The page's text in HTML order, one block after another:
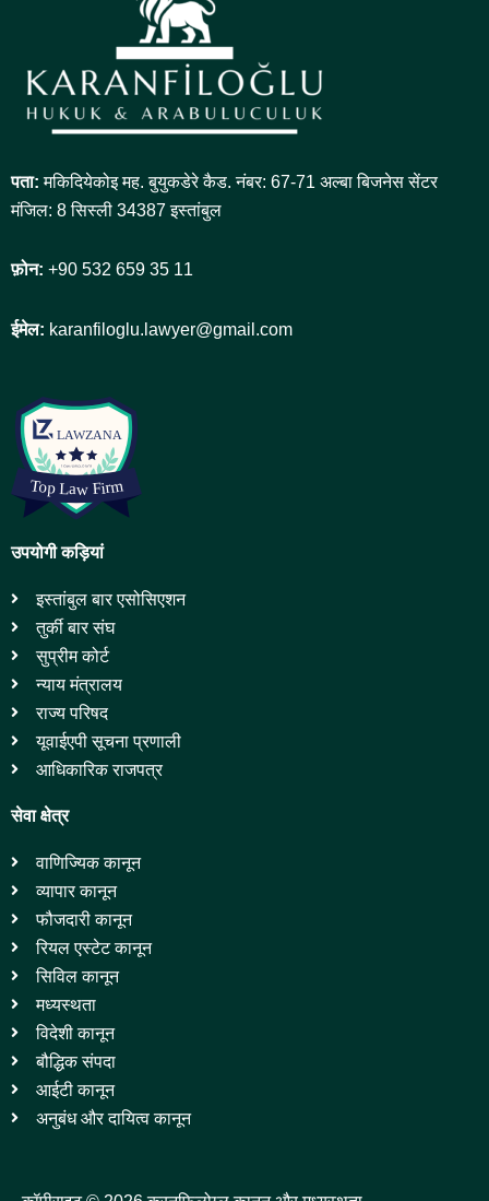
पता: मकिदियेकोइ मह. बुयुकडेरे कैड. नंबर: 67-71 अल्बा बिजनेस सेंटर
मंजिल: 8 सिस्ली 34387 इस्तांबुल
फ़ोन: +90 532 659 35 11
ईमेल: karanfiloglu.lawyer@gmail.com
उपयोगी कड़ियां
इस्तांबुल बार एसोसिएशन
तुर्की बार संघ
सुप्रीम कोर्ट
न्याय मंत्रालय
राज्य परिषद
यूवाईएपी सूचना प्रणाली
आधिकारिक राजपत्र
सेवा क्षेत्र
वाणिज्यिक कानून
व्यापार कानून
फौजदारी कानून
रियल एस्टेट कानून
सिविल कानून
मध्यस्थता
विदेशी कानून
बौद्धिक संपदा
आईटी कानून
अनुबंध और दायित्व कानून